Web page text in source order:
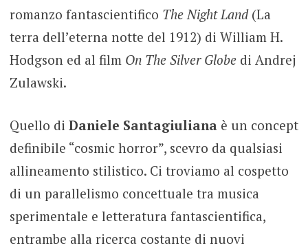
romanzo fantascientifico The Night Land (La
terra dell’eterna notte del 1912) di William H.
Hodgson ed al film On The Silver Globedi Andrej
Zulawski.
Quello di Daniele Santagiuliana è un concept
definibile “cosmic horror”, scevro da qualsiasi
allineamento stilistico. Ci troviamo al cospetto
di un parallelismo concettuale tra musica
sperimentale e letteratura fantascientifica,
entrambe alla ricerca costante di nuovi